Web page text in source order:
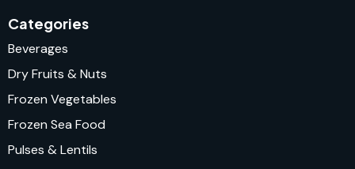
Categories
Beverages
Dry Fruits & Nuts
Frozen Vegetables
Frozen Sea Food
Pulses & Lentils